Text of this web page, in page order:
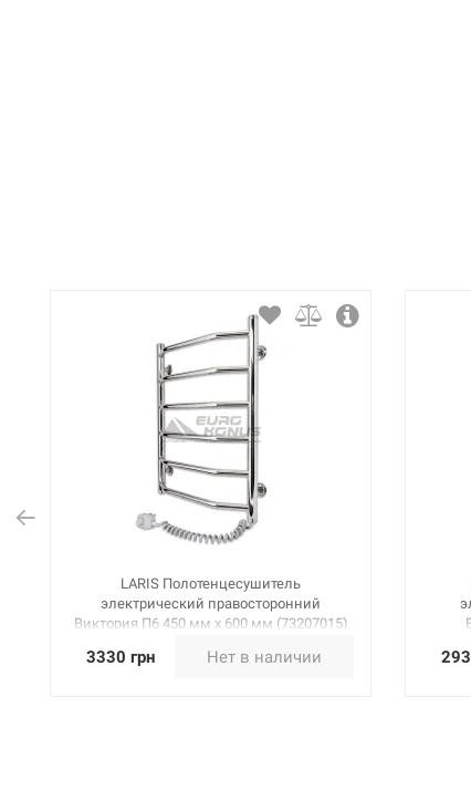
LARIS Полотенцесушитель
электрический правосторонний
Виктория П6 450 мм х 600 мм (73207015)
3330 грн Нет в наличии